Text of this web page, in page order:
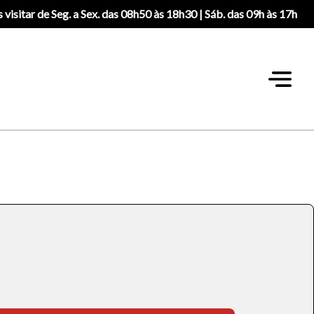
visitar de Seg. a Sex. das 08h50 às 18h30 | Sáb. das 09h às 17h